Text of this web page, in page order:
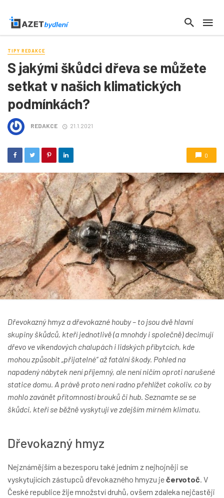
TIPY REDAKCE
S jakými škůdci dřeva se můžete
setkat v našich klimatických
podmínkách?
REDAKCE 21.1.2021
0
Dřevokazný hmyz a dřevokazné houby – to jsou dvě hlavní
skupiny škůdců, kteří jednotlivě (a mnohdy i společně) decimují
dřevo ve víkendových chalupách i lidských příbytcích, kde
mohou způsobit „přijatelné“ až fatální škody. Pohled na
napadený nábytek není příjemný, ale není ničím oproti narušené
statice domu. A právě proto není radno přehlížet cokoliv, co by
mohlo zavánět přítomností brouků či hub. Seznamte se se
škůdci, kteří se běžně vyskytují ve zdejším mírném klimatu.
Dřevokazný hmyz
Nejznámějším a bezesporu také jedním z nejhojněji se
vyskytujících zástupců dřevokazného hmyzu ječervotoč. V
České republice žije množství druhů, ovšem zdaleka nejčastěji